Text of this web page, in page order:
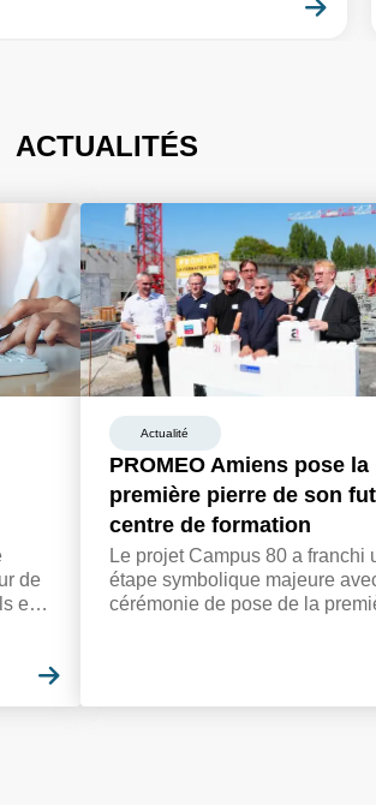
ACTUALITÉS
de
et
Actualité
PROMEO Amiens pose la
première pierre de son
centre de formation
Le projet Campus 80 a franchi
étape symbolique majeure
cérémonie de pose de la